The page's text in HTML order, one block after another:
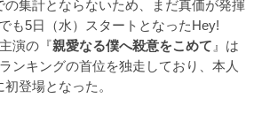
の集計とならないため、まだ真価が発揮
も5日（水）スタートとなったHey!
演の『親愛なる僕へ殺意をこめて 』は
ンキングの首位を独走しており、本人
登場となった。